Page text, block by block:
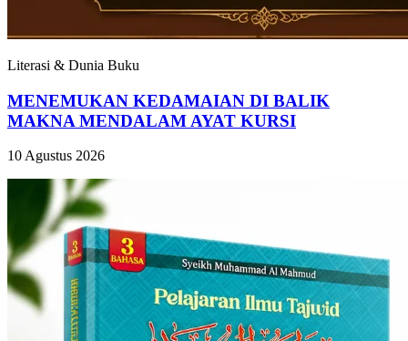
Literasi & Dunia Buku
MENEMUKAN KEDAMAIAN DI BALIK
MAKNA MENDALAM AYAT KURSI
10 Agustus 2026